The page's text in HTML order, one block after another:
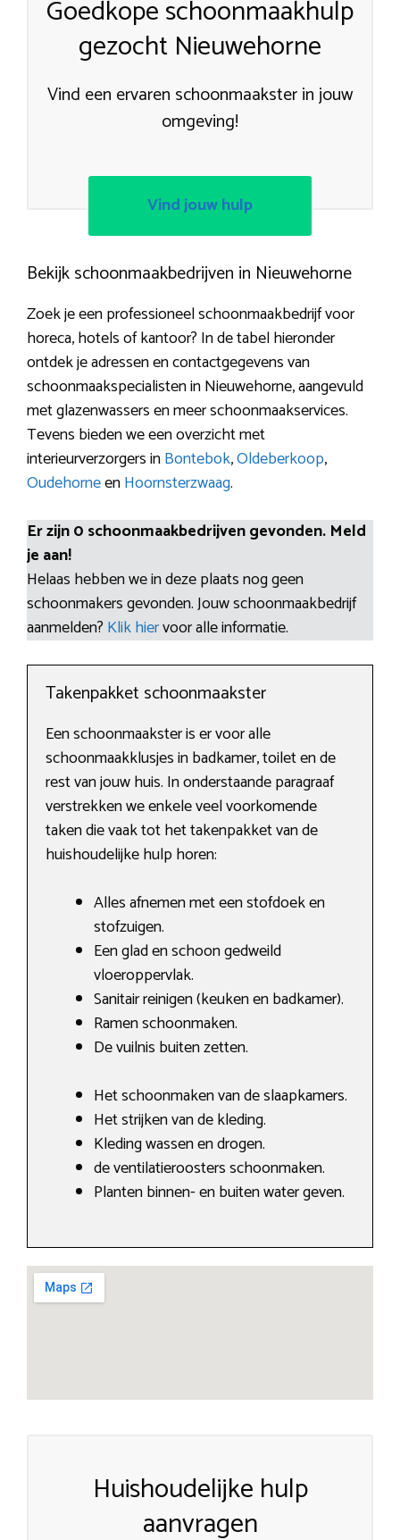
Goedkope schoonmaakhulp
gezocht Nieuwehorne
Vind een ervaren schoonmaakster in jouw
omgeving!
Vind jouw hulp
Bekijk schoonmaakbedrijven in Nieuwehorne
Zoek je een professioneel schoonmaakbedrijf voor
horeca, hotels of kantoor? In de tabel hieronder
ontdek je adressen en contactgegevens van
schoonmaakspecialisten in Nieuwehorne, aangevuld
met glazenwassers en meer schoonmaakservices.
Tevens bieden we een overzicht met
interieurverzorgers inBontebok,Oldeberkoop,
OudehorneenHoornsterzwaag.
Er zijn 0 schoonmaakbedrijven gevonden. Meld
je aan!
Helaas hebben we in deze plaats nog geen
schoonmakers gevonden. Jouw schoonmaakbedrijf
aanmelden? Klik hiervoor alle informatie.
Takenpakket schoonmaakster
Een schoonmaakster is er voor alle
schoonmaakklusjes in badkamer, toilet en de
rest van jouw huis. In onderstaande paragraaf
verstrekken we enkele veel voorkomende
taken die vaak tot het takenpakket van de
huishoudelijke hulp horen:
Alles afnemen met een stofdoek en
stofzuigen.
Een glad en schoon gedweild
vloeroppervlak.
Sanitair reinigen (keuken en badkamer).
Ramen schoonmaken.
De vuilnis buiten zetten.
Het schoonmaken van de slaapkamers.
Het strijken van de kleding.
Kleding wassen en drogen.
de ventilatieroosters schoonmaken.
Planten binnen- en buiten water geven.
Huishoudelijke hulp
aanvragen